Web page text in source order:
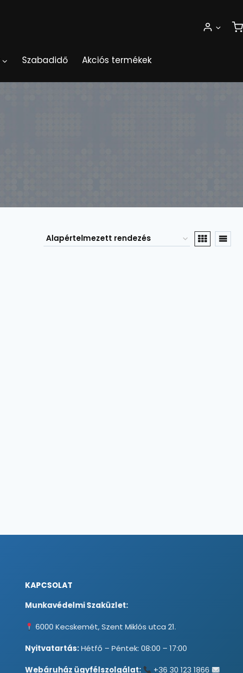
Szabadidő Akciós termékek
KAPCSOLAT
Munkavédelmi Szaküzlet:
6000 Kecskemét, Szent Miklós utca 21.
Nyitvatartás:Hétfő – Péntek: 08:00 – 17:00
Webáruház ügyfélszolgálat: +36 30 123 1866